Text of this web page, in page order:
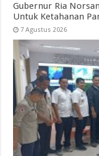
Gubernur Ria
Untuk Ketahanan
7 Agustus 2026